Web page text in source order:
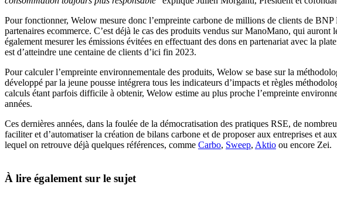
Pour fonctionner, Welow mesure donc l’empreinte carbone de millions de clients de
partenaires ecommerce. C’est déjà le cas des produits vendus sur ManoMano, qui
également mesurer les émissions évitées en effectuant des dons en partenariat avec la
est d’atteindre une centaine de clients d’ici fin 2023.
Pour calculer l’empreinte environnementale des produits, Welow se base sur la
développé par la jeune pousse intégrera tous les indicateurs d’impacts et règles
calculs étant parfois difficile à obtenir, Welow estime au plus proche l’empreinte
années.
Ces dernières années, dans la foulée de la démocratisation des pratiques RSE, de
faciliter et d’automatiser la création de bilans carbone et de proposer aux entreprises et
lequel on retrouve déjà quelques références, comme Carbo, Sweep, Aktio ou encore Zei.
À lire également sur le sujet